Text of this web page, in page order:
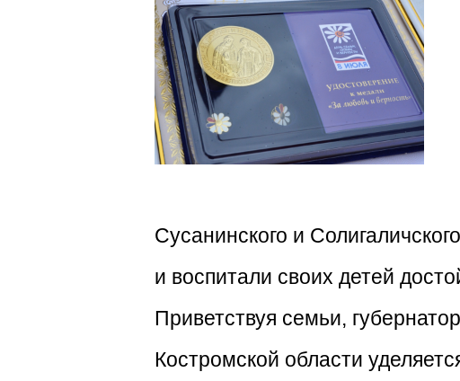
Сусанинского и
и воспитали своих детей
Приветствуя семьи,
Костромской области